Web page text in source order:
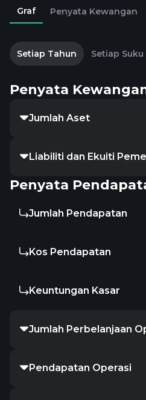
Graf Penyata Kewangan
Setiap Tahun Setiap Suku
Penyata
Jumlah Aset
Liabiliti dan Ekuiti
Penyata
Jumlah Pendapatan
Kos Pendapatan
Keuntungan Kasar
Jumlah Perbelanjaan
Pendapatan Operasi